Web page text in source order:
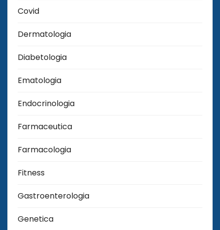
Covid
Dermatologia
Diabetologia
Ematologia
Endocrinologia
Farmaceutica
Farmacologia
Fitness
Gastroenterologia
Genetica